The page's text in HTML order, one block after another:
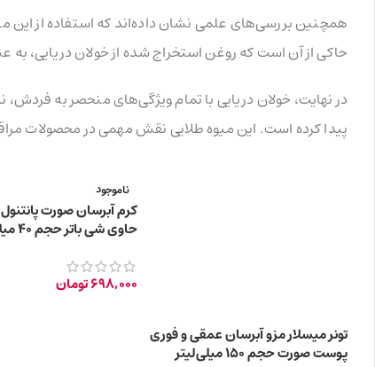
همچنین بررسی‌های علمی نشان داده‌اند که استفاده از
حاکی از آن است که روغن استخراج شده از خولان
در نهایت، خولان دریایی با تمام ویژگی‌های منحصر به فردش،
پیدا کرده است. این میوه طلایی نقش مهمی در محصولات
تونر میسلار مزو آبرسان عمقی و فوری
پوست صورت حجم 150 میلی‌لیتر
ناموجود
کرم آبرسان صورت پانتنول
حاوی شی باتر حجم 40 میلی لیتر
698,000تومان